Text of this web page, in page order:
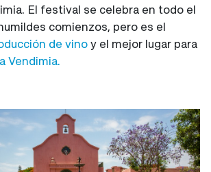
El festival se celebra en todo el
comienzos, pero es el
de vinoy el mejor lugar para
Vendimia.